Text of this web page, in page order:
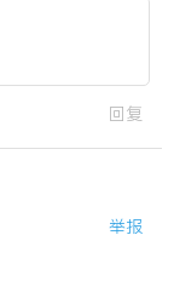
回复
举报